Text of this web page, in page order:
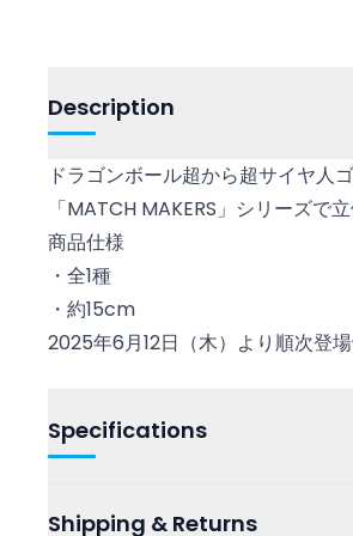
Description
ドラゴンボール超から超サイヤ人
「MATCH MAKERS」シリーズで立
商品仕様
・全1種
・約15cm
2025年6月12日（木）より順次登
Specifications
Shipping & Returns